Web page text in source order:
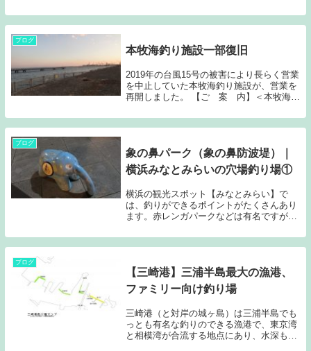
エビの仕掛け釣るのも簡単で、スルメイカ
やベビーホタテなどでも釣れます。よく釣
ブログ
本牧海釣り施設一部復旧
2019年の台風15号の被害により長らく営業
を中止していた本牧海釣り施設が、営業を
再開しました。 【ご 案 内】＜本牧海づ
被害により営業を休止していました本牧海
づり施設につきまして、1月31日(金)よ...
ブログ
象の鼻パーク（象の鼻防波堤）｜
横浜みなとみらいの穴場釣り場①
横浜の観光スポット【みなとみらい】で
は、釣りができるポイントがたくさんあり
ます。赤レンガパークなどは有名ですが、
外あり）で釣りができます。観光地のた
め、釣り人にはそれほど人気がありません
ブログ
【三崎港】三浦半島最大の漁港、
ファミリー向け釣り場
三崎港（と対岸の城ヶ島）は三浦半島でも
っとも有名な釣りのできる漁港で、東京湾
と相模湾が合流する地点にあり、水深も深